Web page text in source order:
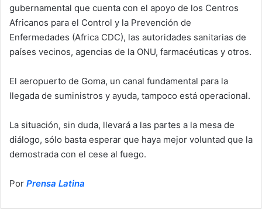
gubernamental que cuenta con el apoyo de los Centros
Africanos para el Control y la Prevención de
Enfermedades (Africa CDC), las autoridades sanitarias de
países vecinos, agencias de la ONU, farmacéuticas y otros.
El aeropuerto de Goma, un canal fundamental para la
llegada de suministros y ayuda, tampoco está operacional.
La situación, sin duda, llevará a las partes a la mesa de
diálogo, sólo basta esperar que haya mejor voluntad que la
demostrada con el cese al fuego.
Por Prensa Latina